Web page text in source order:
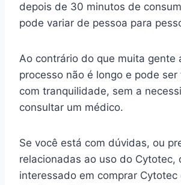
depois de 30 minutos de
pode variar de pessoa para
Ao contrário do que muita gente
processo não é longo e pode
com tranquilidade, sem a
consultar um médico.
Se você está com dúvidas, ou
relacionadas ao uso do Cytotec,
interessado em comprar Cytotec